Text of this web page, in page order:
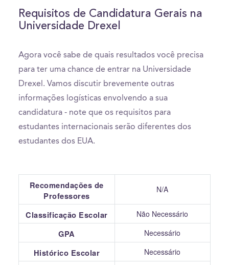
Requisitos de Candidatura Gerais na
Universidade Drexel
Agora você sabe de quais resultados você precisa
para ter uma chance de entrar na Universidade
Drexel. Vamos discutir brevemente outras
informações logísticas envolvendo a sua
candidatura - note que os requisitos para
estudantes internacionais serão diferentes dos
estudantes dos EUA.
Recomendações de
Professores
N/A
Classificação Escolar Não Necessário
GPA Necessário
Histórico Escolar Necessário